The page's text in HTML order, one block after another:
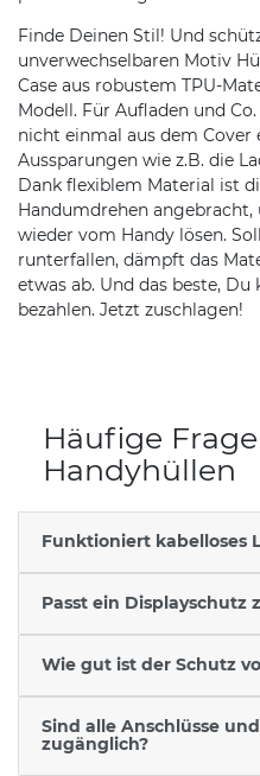
Finde Deinen Stil! Und
unverwechselbaren Motiv
Case aus robustem TPU-
Modell. Für Aufladen und
nicht einmal aus dem
Aussparungen wie z.B. die
Dank flexiblem Material ist
Handumdrehen
wieder vom Handy lösen.
runterfallen, dämpft das
etwas ab. Und das beste, Du
bezahlen. Jetzt zuschlagen!
Häufige
Handyhüllen
Funktioniert kabelloses
Passt ein Displayschutz
Wie gut ist der Schutz
Sind alle Anschlüsse
zugänglich?